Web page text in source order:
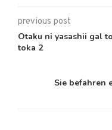
previous post
Otaku ni yasashii gal
toka 2
Sie befahren